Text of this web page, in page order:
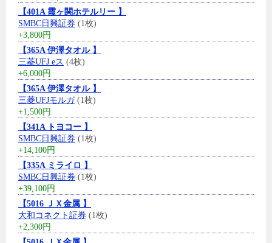
【401A 霞ヶ関ホテルリー 】
SMBC日興証券 (1枚)
+3,800円
【365A 伊澤タオル 】
三菱UFJ eス (4枚)
+6,000円
【365A 伊澤タオル 】
三菱UFJモルガ(1枚)
+1,500円
【341A トヨコー 】
SMBC日興証券 (1枚)
+14,100円
【335A ミライロ 】
SMBC日興証券 (1枚)
+39,100円
【5016 ＪＸ金属 】
大和コネクト証券 (1枚)
+2,300円